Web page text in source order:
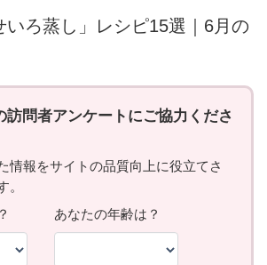
ろ蒸し」レシピ15選｜6月の